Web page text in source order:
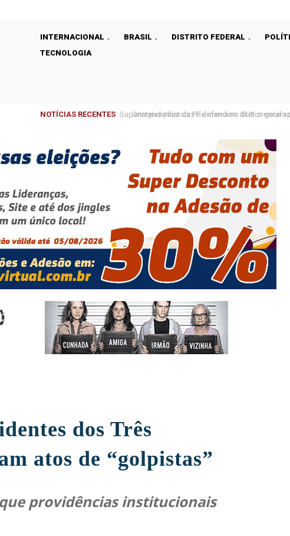
INTERNACIONAL BRASIL DISTRITO FEDERAL
TECNOLOGIA
NOTÍCIAS RECENTES Cirurgias plásticas de mama no SUS crescem
dos Três
atos de “golpistas”
providências institucionais